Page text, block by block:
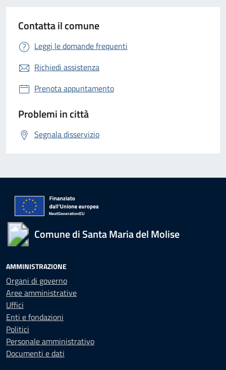
Contatta il comune
Leggi le domande frequenti
Richiedi assistenza
Prenota appuntamento
Problemi in città
Segnala disservizio
Comune di Santa Maria del Molise
AMMINISTRAZIONE
Organi di governo
Aree amministrative
Uffici
Enti e fondazioni
Politici
Personale amministrativo
Documenti e dati